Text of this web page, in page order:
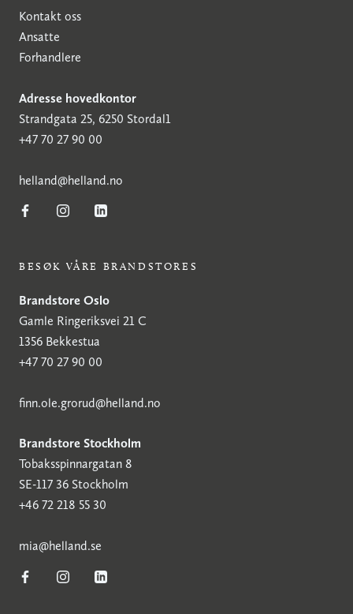
Kontakt oss
Ansatte
Forhandlere
Adresse hovedkontor
Strandgata 25, 6250 Stordal1
+47 70 27 90 00
helland@helland.no
BESØK VÅRE BRANDSTORES
Brandstore Oslo
Gamle Ringeriksvei 21 C
1356 Bekkestua
+47 70 27 90 00
finn.ole.grorud@helland.no
Brandstore Stockholm
Tobaksspinnargatan 8
SE-117 36 Stockholm
+46 72 218 55 30
mia@helland.se